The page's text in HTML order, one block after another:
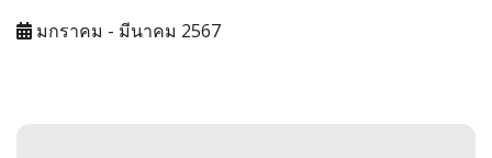
มกราคม - มีนาคม 2567